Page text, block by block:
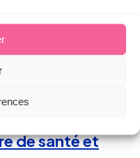
de santé et